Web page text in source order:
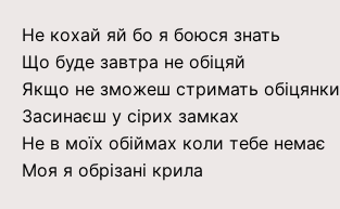
Не кохай яй бо я боюся знать
Що буде завтра не обіцяй
Якщо не зможеш стримать обіцянки
Засинаєш у сiрих замках
Не в моїх обiймах коли тебе немає
Моя я обрiзанi крила